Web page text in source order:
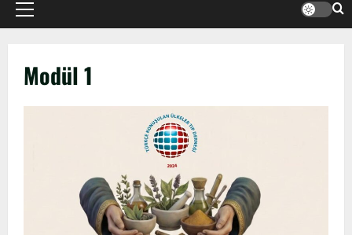
Modül 1
2 3 Ağustos 2026
3
TÜRKTIP2026 DUYURU – Refakatçi Ön
Talep Süreci Başladı
22 Nisan 2026 0